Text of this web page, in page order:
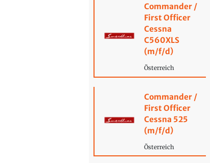
Commander /
First Officer
Cessna
C560XLS
(m/f/d)
Österreich
Commander /
First Officer
Cessna 525
(m/f/d)
Österreich